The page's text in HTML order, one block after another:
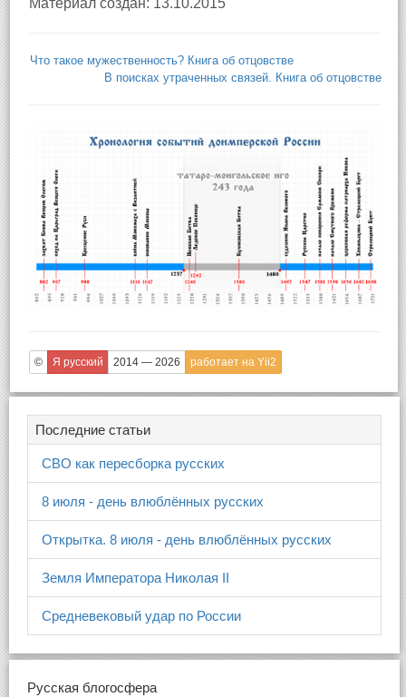
Материал создан: 13.10.2015
Что такое мужественность? Книга об отцовстве
В поисках утраченных связей. Книга об отцовстве
© Я русский 2014 — 2026 работает на Yii2
Последние статьи
СВО как пересборка русских
8 июля - день влюблённых русских
Открытка. 8 июля - день влюблённых русских
Земля Императора Николая II
Средневековый удар по России
Русская блогосфера